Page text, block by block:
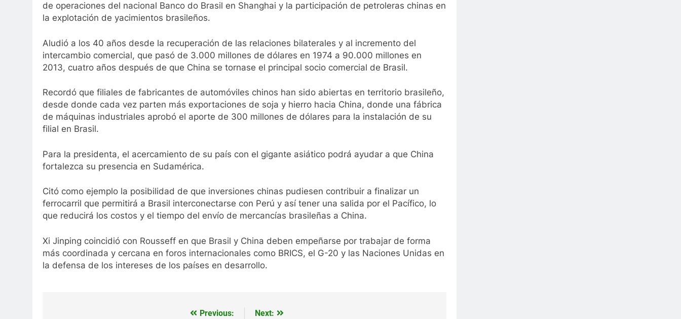
de operaciones del nacional Banco do Brasil en Shanghai y la participación de petroleras chinas en
la explotación de yacimientos brasileños.
Aludió a los 40 años desde la recuperación de las relaciones bilaterales y al incremento del
intercambio comercial, que pasó de 3.000 millones de dólares en 1974 a 90.000 millones en
2013, cuatro años después de que China se tornase el principal socio comercial de Brasil.
Recordó que filiales de fabricantes de automóviles chinos han sido abiertas en territorio brasileño,
desde donde cada vez parten más exportaciones de soja y hierro hacia China, donde una fábrica
de máquinas industriales aprobó el aporte de 300 millones de dólares para la instalación de su
filial en Brasil.
Para la presidenta, el acercamiento de su país con el gigante asiático podrá ayudar a que China
fortalezca su presencia en Sudamérica.
Citó como ejemplo la posibilidad de que inversiones chinas pudiesen contribuir a finalizar un
ferrocarril que permitirá a Brasil interconectarse con Perú y así tener una salida por el Pacífico, lo
que reducirá los costos y el tiempo del envío de mercancías brasileñas a China.
Xi Jinping coincidió con Rousseff en que Brasil y China deben empeñarse por trabajar de forma
más coordinada y cercana en foros internacionales como BRICS, el G-20 y las Naciones Unidas en
la defensa de los intereses de los países en desarrollo.
http://www.elnuevoherald.com/2014/07/17/1801398_china-Previous:
Next: